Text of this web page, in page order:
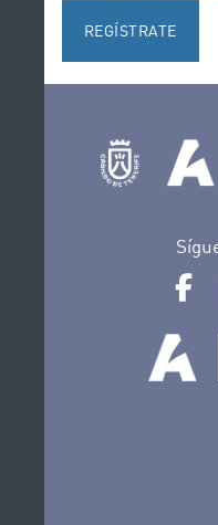
REGÍSTRATE